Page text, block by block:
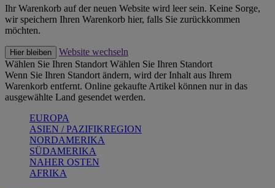
Ihr Warenkorb auf der neuen Website wird leer sein. Keine Sorge,
wir speichern Ihren Warenkorb hier, falls Sie zurückkommen
möchten.
Hier bleiben
Website wechseln
Wählen Sie Ihren Standort Wählen Sie Ihren Standort
Wenn Sie Ihren Standort ändern, wird der Inhalt aus Ihrem
Warenkorb entfernt. Online gekaufte Artikel können nur in das
ausgewählte Land gesendet werden.
EUROPA
ASIEN / PAZIFIKREGION
NORDAMERIKA
SÜDAMERIKA
NAHER OSTEN
AFRIKA